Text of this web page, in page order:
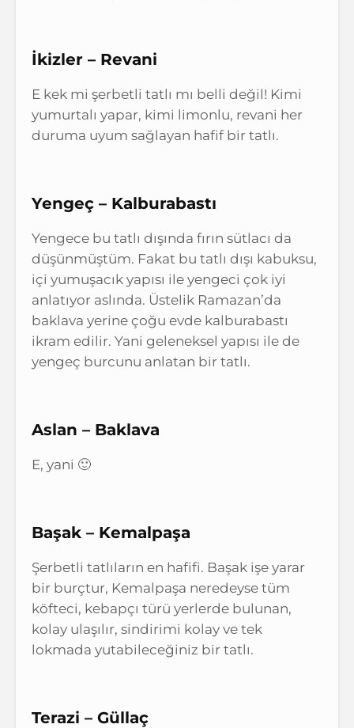
İkizler – Revani
E kek mi şerbetli tatlı mı belli değil! Kimi
yumurtalı yapar, kimi limonlu, revani her
duruma uyum sağlayan hafif bir tatlı.
Yengeç – Kalburabastı
Yengece bu tatlı dışında fırın sütlacı da
düşünmüştüm. Fakat bu tatlı dışı kabuksu,
içi yumuşacık yapısı ile yengeci çok iyi
anlatıyor aslında. Üstelik Ramazan’da
baklava yerine çoğu evde kalburabastı
ikram edilir. Yani geleneksel yapısı ile de
yengeç burcunu anlatan bir tatlı.
Aslan – Baklava
E, yani 🙂
Başak – Kemalpaşa
Şerbetli tatlıların en hafifi. Başak işe yarar
bir burçtur, Kemalpaşa neredeyse tüm
köfteci, kebapçı türü yerlerde bulunan,
kolay ulaşılır, sindirimi kolay ve tek
lokmada yutabileceğiniz bir tatlı.
Terazi – Güllaç